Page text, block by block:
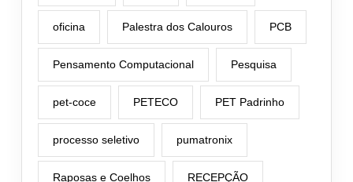
oficina Palestra dos Calouros PCB
Pensamento Computacional Pesquisa
pet-coce PETECO PET Padrinho
processo seletivo pumatronix
Raposas e Coelhos RECEPÇÃO